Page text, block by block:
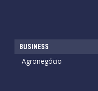
BUSINESS
Agronegócio